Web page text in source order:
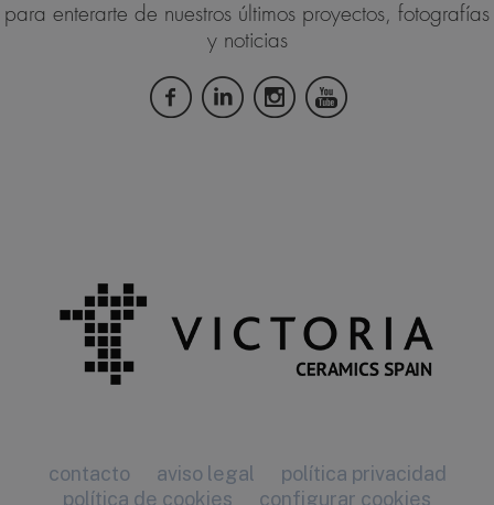
para enterarte de nuestros últimos proyectos, fotografías
y noticias
contacto aviso legal
política privacidad
política de cookies
configurar cookies